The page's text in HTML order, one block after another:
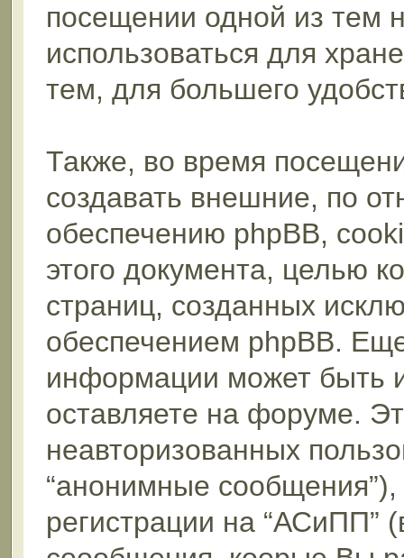
посещении одной из тем
использоваться для
тем, для большего
Также, во время
создавать внешние, по
обеспечению phpBB,
этого документа, целью
страниц, созданных
обеспечением phpBB.
информации может быть
оставляете на форуме.
неавторизованных
“анонимные
регистрации на “АСиПП”